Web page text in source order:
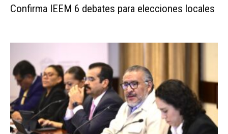
Confirma IEEM 6 debates para elecciones locales